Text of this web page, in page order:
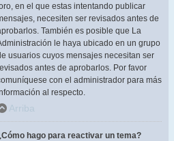
en el que estas intentando publicar
necesiten ser revisados antes de
También es posible que La
le haya ubicado en un grupo
usuarios cuyos mensajes necesitan ser
antes de aprobarlos. Por favor
con el administrador para más
al respecto.
Arriba
hago para reactivar un tema?